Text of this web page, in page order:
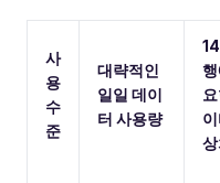
사
용
수
준
대략적인
일일 데이
터 사용량